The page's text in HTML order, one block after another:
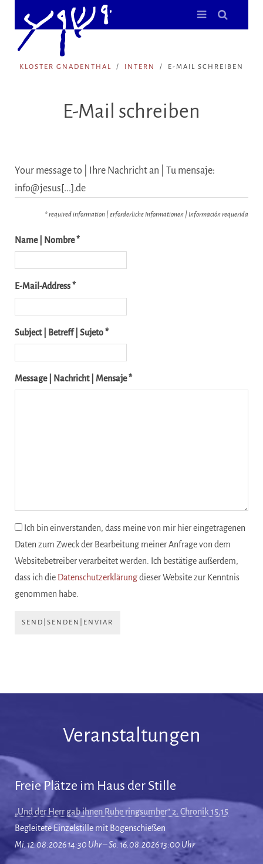
KLOSTER GNADENTHAL INTERN E-MAIL SCHREIBEN
E-Mail schreiben
Your message to | Ihre Nachricht an | Tu mensaje:
info@jesus[...].de
* required information | erforderliche Informationen | Información requerida
Name | Nombre *
E-Mail-Address *
Subject | Betreff | Sujeto *
Message | Nachricht | Mensaje *
Ich bin einverstanden, dass meine von mir hier eingetragenen
Daten zum Zweck der Bearbeitung meiner Anfrage von dem
Websitebetreiber verarbeitet werden. Ich bestätige außerdem,
dass ich die Datenschutzerklärungdieser Website zur Kenntnis
genommen habe.
SEND|SENDEN|ENVIAR
Veranstaltungen
Freie Plätze im Haus der Stille
„Und der Herr gab ihnen Ruhe ringsumher“ 2. Chronik 15,15
Begleitete Einzelstille mit Bogenschießen
Mi. 12.08.2026 14:30 Uhr – So. 16.08.2026 13:00 Uhr